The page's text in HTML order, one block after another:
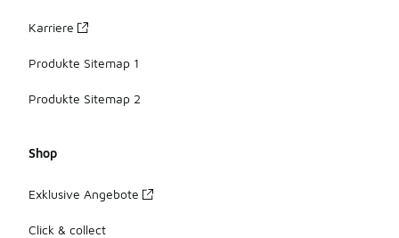
Karriere
Produkte Sitemap 1
Produkte Sitemap 2
Shop
Exklusive Angebote
Click & collect